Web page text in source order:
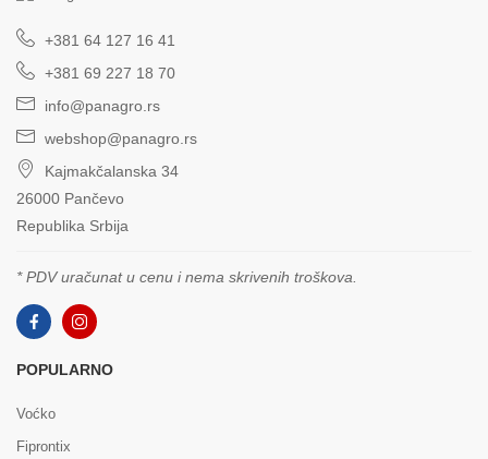
+381 64 127 16 41
+381 69 227 18 70
info@panagro.rs
webshop@panagro.rs
Kajmakčalanska 34
26000 Pančevo
Republika Srbija
* PDV uračunat u cenu i nema skrivenih troškova.
POPULARNO
Voćko
Fiprontix